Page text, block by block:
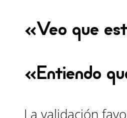
«Veo que
«Entiendo
La validación